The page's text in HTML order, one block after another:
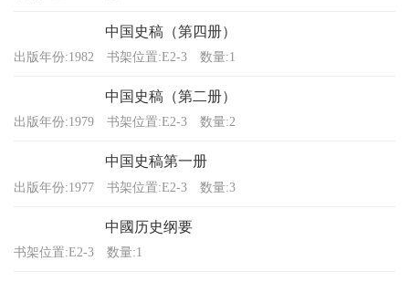
中国史稿（第四册）
出版年份:1982 书架位置:E2-3 数量:1
中国史稿（第二册）
出版年份:1979 书架位置:E2-3 数量:2
中国史稿第一册
出版年份:1977 书架位置:E2-3 数量:3
中國历史纲要
书架位置:E2-3 数量:1